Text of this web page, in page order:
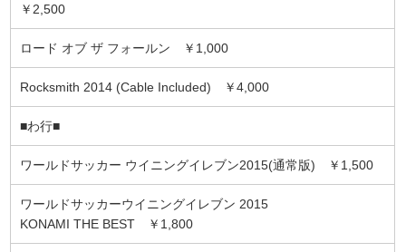
￥2,500
ロード オブ ザ フォールン ￥1,000
Rocksmith 2014 (Cable Included) ￥4,000
■わ行■
ワールドサッカー ウイニングイレブン2015(通常版) ￥1,500
ワールドサッカーウイニングイレブン 2015
KONAMI THE BEST ￥1,800